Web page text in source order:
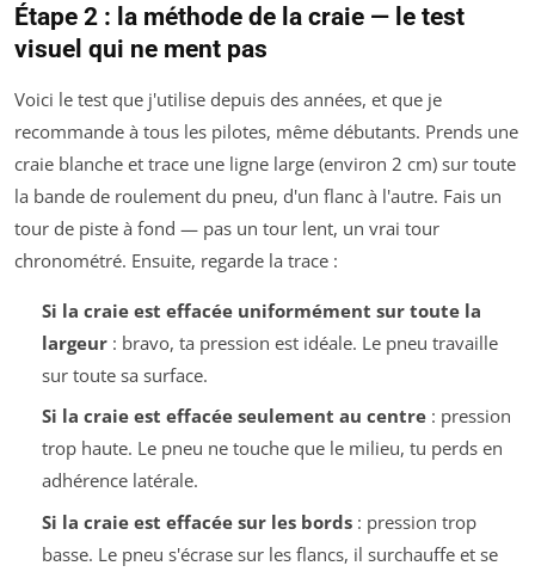
Étape 2 : la méthode de la craie — le test
visuel qui ne ment pas
Voici le test que j'utilise depuis des années, et que je
recommande à tous les pilotes, même débutants. Prends une
craie blanche et trace une ligne large (environ 2 cm) sur toute
la bande de roulement du pneu, d'un flanc à l'autre. Fais un
tour de piste à fond — pas un tour lent, un vrai tour
chronométré. Ensuite, regarde la trace :
Si la craie est effacée uniformément sur toute la
largeur: bravo, ta pression est idéale. Le pneu travaille
sur toute sa surface.
Si la craie est effacée seulement au centre: pression
trop haute. Le pneu ne touche que le milieu, tu perds en
adhérence latérale.
Si la craie est effacée sur les bords: pression trop
basse. Le pneu s'écrase sur les flancs, il surchauffe et se